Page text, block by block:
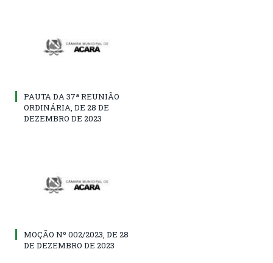
PAUTA DA 37ª REUNIÃO
ORDINÁRIA, DE 28 DE
DEZEMBRO DE 2023
MOÇÃO Nº 002/2023, DE 28
DE DEZEMBRO DE 2023